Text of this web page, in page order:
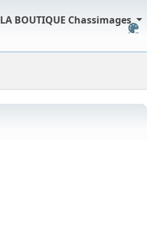
LA BOUTIQUE Chassimages